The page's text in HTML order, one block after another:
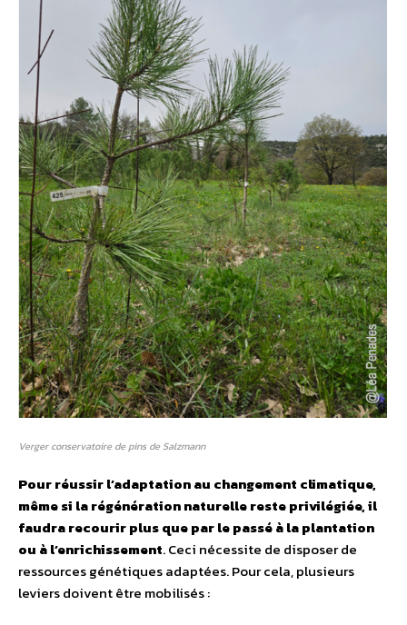
Verger conservatoire de pins de Salzmann
Pour réussir l’adaptation au changement climatique,
même si la régénération naturelle reste privilégiée, il
faudra recourir plus que par le passé à la plantation
ou à l’enrichissement. Ceci nécessite de disposer de
ressources génétiques adaptées. Pour cela, plusieurs
leviers doivent être mobilisés :